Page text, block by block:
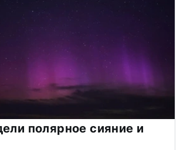
полярное сияние и